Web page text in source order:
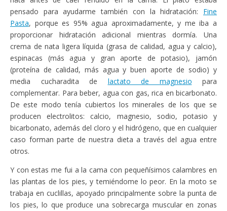
pensado para ayudarme también con la hidratación: Fine
Pasta, porque es 95% agua aproximadamente, y me iba a
proporcionar hidratación adicional mientras dormía. Una
crema de nata ligera líquida (grasa de calidad, agua y calcio),
espinacas (más agua y gran aporte de potasio), jamón
(proteína de calidad, más agua y buen aporte de sodio) y
media cucharadita de lactato de magnesio para
complementar. Para beber, agua con gas, rica en bicarbonato.
De este modo tenía cubiertos los minerales de los que se
producen electrolitos: calcio, magnesio, sodio, potasio y
bicarbonato, además del cloro y el hidrógeno, que en cualquier
caso forman parte de nuestra dieta a través del agua entre
otros.
Y con estas me fui a la cama con pequeñísimos calambres en
las plantas de los pies, y temiéndome lo peor. En la moto se
trabaja en cuclillas, apoyado principalmente sobre la punta de
los pies, lo que produce una sobrecarga muscular en zonas